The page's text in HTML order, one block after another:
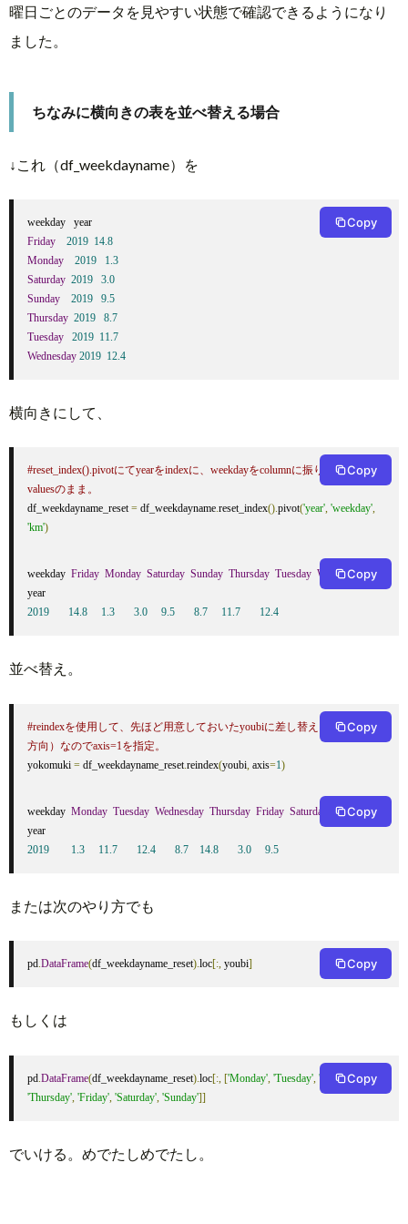
曜日ごとのデータを見やすい状態で確認できるようになり
ました。
ちなみに横向きの表を並べ替える場合
↓これ（df_weekdayname）を
Friday
2019 14.8
Monday
2019
1.3
Saturday 2019
3.0
Sunday
2019
9.5
Thursday 2019
8.7
Tuesday
2019 11.7
Wednesday 2019 12.4
Copy
横向きにして、
#reset_index().pivotにてyearをindexに、weekdayをcolumnに振り直す。kmは
valuesのまま。
df_weekdayname_reset = df_weekdayname.reset_index().pivot('year', 'weekday',
'km')
Copy
weekday Friday Monday Saturday Sunday Thursday Tuesday Wednesday
2019
14.8 1.3 3.0 9.5 8.7 11.7 12.4
Copy
並べ替え。
#reindexを使用して、先ほど用意しておいたyoubiに差し替え。横向き（行
方向）なのでaxis=1を指定。
yokomuki = df_weekdayname_reset reindex(youbi axis=1)
Copy
weekday Monday Tuesday Wednesday Thursday Friday Saturday
Sunday
2019
1.3 11.7 12.4 8.7 14.8 3.0 9.5
Copy
または次のやり方でも
pd.DataFrame(df_weekdayname_reset).loc[:, youbi] Copy
もしくは
pd DataFrame(df_weekdayname_reset). loc[:, ['Monday' 'Tuesday' 'Wednesday',
'Thursday' 'Friday' 'Saturday' 'Sunday']]
Copy
でいける。めでたしめでたし。